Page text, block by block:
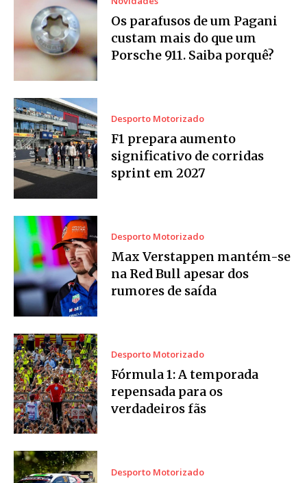
Os parafusos de um Pagani
custam mais do que um
Porsche 911. Saiba porquê?
Desporto Motorizado
F1 prepara aumento
significativo de corridas
sprint em 2027
Desporto Motorizado
Max Verstappen mantém-se
na Red Bull apesar dos
rumores de saída
Desporto Motorizado
Fórmula 1: A temporada
repensada para os
verdadeiros fãs
Desporto Motorizado